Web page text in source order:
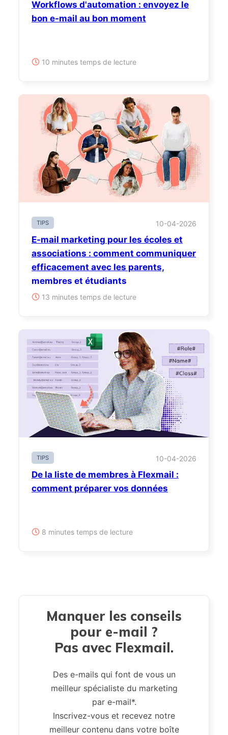
Workflows d'automation : envoyez le
bon e-mail au bon moment
10 minutes temps de lecture
TIPS 10-04-2026
E-mail marketing pour les écoles et
associations : comment communiquer
efficacement avec les parents,
membres et étudiants
13 minutes temps de lecture
TIPS 10-04-2026
De la liste de membres à Flexmail :
comment préparer vos données
8 minutes temps de lecture
Manquer les conseils
pour e-mail ?
Pas avec Flexmail.
Des e-mails qui font de vous un
meilleur spécialiste du marketing
par e-mail*.
Inscrivez-vous et recevez notre
meilleur contenu dans votre boîte